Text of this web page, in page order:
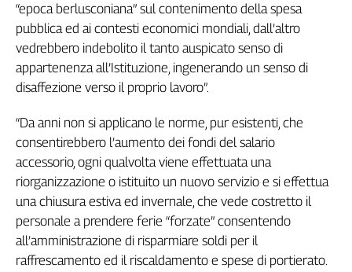
La
redazione
Social
“epoca berlusconiana” sul contenimento della spesa
pubblica ed ai contesti economici mondiali, dall’altro
vedrebbero indebolito il tanto auspicato senso di
appartenenza all’Istituzione, ingenerando un senso di
disaffezione verso il proprio lavoro”.
“Da anni non si applicano le norme, pur esistenti, che
consentirebbero l’aumento dei fondi del salario
accessorio, ogni qualvolta viene effettuata una
riorganizzazione o istituito un nuovo servizio e si effettua
una chiusura estiva ed invernale, che vede costretto il
personale a prendere ferie “forzate” consentendo
all’amministrazione di risparmiare soldi per il
raffrescamento ed il riscaldamento e spese di portierato.